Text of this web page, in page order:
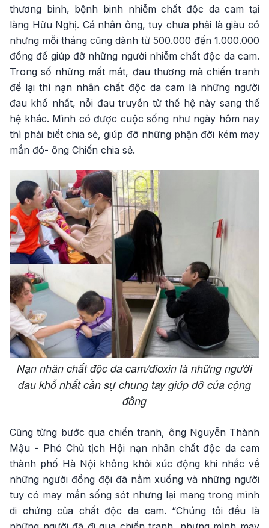
thương binh, bệnh binh nhiễm chất độc da cam tại
làng Hữu Nghị. Cá nhân ông, tuy chưa phải là giàu có
nhưng mỗi tháng cũng dành từ 500.000 đến 1.000.000
đồng để giúp đỡ những người nhiễm chất độc da cam.
Trong số những mất mát, đau thương mà chiến tranh
để lại thì nạn nhân chất độc da cam là những người
đau khổ nhất, nỗi đau truyền từ thế hệ này sang thế
hệ khác. Mình có được cuộc sống như ngày hôm nay
thì phải biết chia sẻ, giúp đỡ những phận đời kém may
mắn đó- ông Chiến chia sẻ.
Nạn nhân chất độc da cam/dioxin là những người
đau khổ nhất cần sự chung tay giúp đỡ của cộng
đồng
Cũng từng bước qua chiến tranh, ông Nguyễn Thành
Mậu - Phó Chủ tịch Hội nạn nhân chất độc da cam
thành phố Hà Nội không khỏi xúc động khi nhắc về
những người đồng đội đã nằm xuống và những người
tuy có may mắn sống sót nhưng lại mang trong mình
di chứng của chất độc da cam. “Chúng tôi đều là